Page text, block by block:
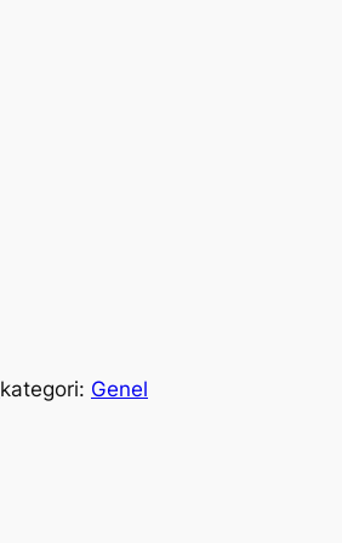
kategori: Genel